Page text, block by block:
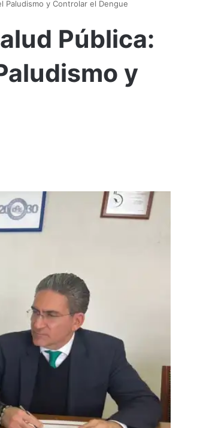
Paludismo y Controlar el Dengue
Pública:
y